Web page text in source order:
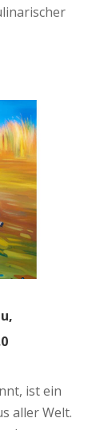
ist ein
aller Welt.